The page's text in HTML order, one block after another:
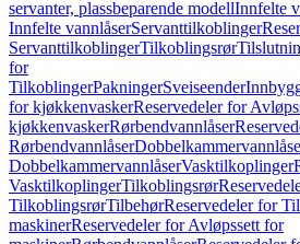
servanter, plassbeparende modellInnfelte
Innfelte vannlåserServanttilkoblinger
ServanttilkoblingerTilkoblingsrør
for
TilkoblingerPakningerSveiseender
for kjøkkenvaskerReservedeler for
kjøkkenvaskerRørbendvannlåser
Rørbendvannlåser
DobbelkammervannlåserVasktilkoplinger
VasktilkoplingerTilkoblingsrør
TilkoblingsrørTilbehørReservedeler for
maskinerReservedeler for Avløpssett for